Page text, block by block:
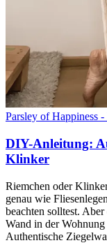
Parsley of Happiness
DIY-Anleitung:
Klinker
Riemchen oder
genau wie
beachten solltest.
Wand in der
Authentische